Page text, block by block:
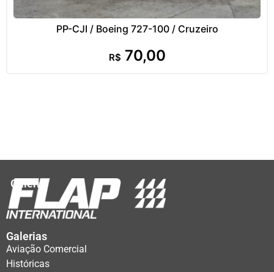
PP-CJI / Boeing 727-100 / Cruzeiro
R$ 70,00
Galeria
Galerias
Aviação Comercial
Históricas